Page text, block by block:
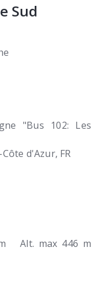
Sud
"Bus 102: Les
d'Azur FR
Alt. max 446 m